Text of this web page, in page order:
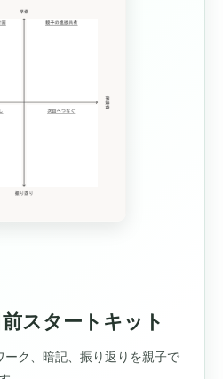
スタートキット
ク、暗記、振り返りを親子で